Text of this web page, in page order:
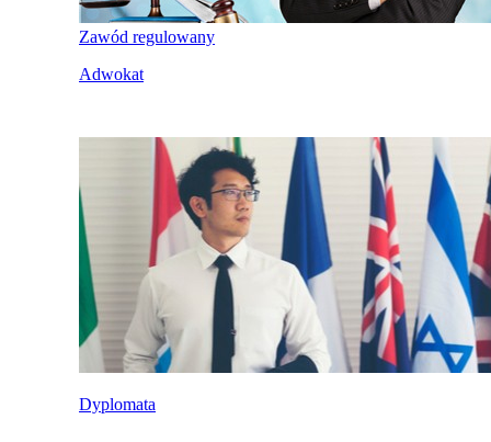
Zawód regulowany
Adwokat
Dyplomata